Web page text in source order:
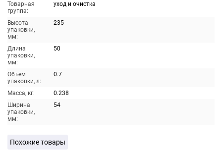
Товарная
группа:
уход и очистка
Высота
упаковки,
мм:
235
Длина
упаковки,
мм:
50
Объем
упаковки, л:
0.7
Масса, кг:
0.238
Ширина
упаковки,
мм:
54
Похожие товары